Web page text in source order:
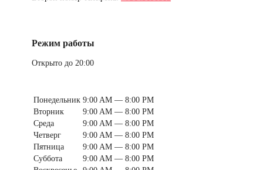
Режим работы
Открыто до 20:00
Понедельник 9:00 AM — 8:00 PM
Вторник
9:00 AM — 8:00 PM
Среда
9:00 AM — 8:00 PM
Четверг
9:00 AM — 8:00 PM
Пятница
9:00 AM — 8:00 PM
Суббота
9:00 AM — 8:00 PM